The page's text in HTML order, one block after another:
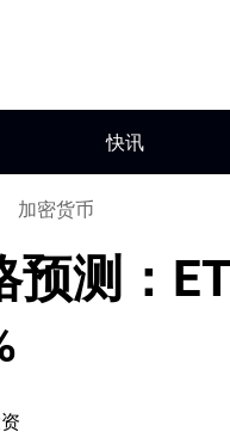
快讯
加密货币
预测：